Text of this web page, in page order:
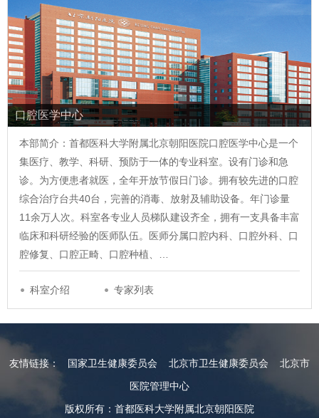
口腔医学中心
本部简介：首都医科大学附属北京朝阳医院口腔医学中心是一个
集医疗、教学、科研、预防于一体的专业科室。设有门诊和急
诊。为方便患者就医，全年开放节假日门诊。拥有较先进的口腔
综合治疗台共40台，完善的消毒、放射及辅助设备。年门诊量
11余万人次。科室各专业人员梯队建设齐全，拥有一支具备丰富
临床和科研经验的医师队伍。医师分属口腔内科、口腔外科、口
腔修复、口腔正畸、口腔种植、…
科室介绍 专家列表
友情链接： 国家卫生健康委员会 北京市卫生健康委员会
北京市
医院管理中心
版权所有：首都医科大学附属北京朝阳医院